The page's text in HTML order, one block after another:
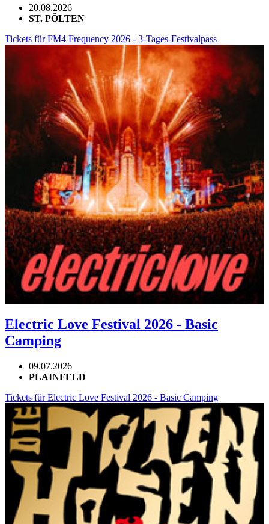
20.08.2026
ST. PÖLTEN
Tickets für FM4 Frequency 2026 - 3-Tages-Festivalpass
Electric Love Festival 2026 - Basic
Camping
09.07.2026
PLAINFELD
Tickets für Electric Love Festival 2026 - Basic Camping